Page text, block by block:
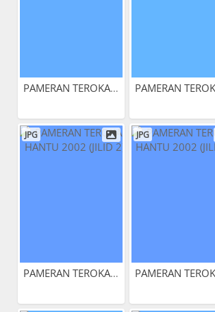
PAMERAN TEROKAI HANTU 2002...
JPG
PAMERAN TEROKAI HANTU 2002...
JPG